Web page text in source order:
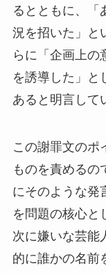
るとともに、「
況を招いた」と
らに「企画上の
を誘導した」と
あると明言して
この謝罪文のポ
ものを責めるの
にそのような発
を問題の核心と
次に嫌いな芸能
的に誰かの名前